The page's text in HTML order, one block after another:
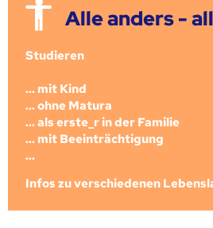
Alle anders -
Studieren
... mit Kind
... ohne Matura
... als erste_r in der Familie
... mit Beeinträchtigung
...
Infos zu verschiedenen